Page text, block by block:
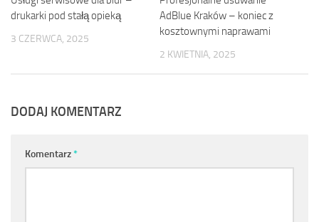
drukarki pod stałą opieką
3 CZERWCA, 2025
AdBlue Kraków – koniec z
kosztownymi naprawami
2 KWIETNIA, 2025
DODAJ KOMENTARZ
Komentarz*